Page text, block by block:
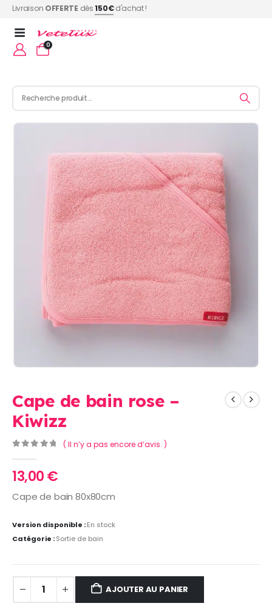
Livraison OFFERTE dès150€d'achat !
0
Cape de bain rose –
Kiwizz
( Il n’y a pas encore d’avis. )
13,00€
Cape de bain 80x80cm
Version disponible :En stock
Catégorie :Sortie de bain
AJOUTER AU PANIER